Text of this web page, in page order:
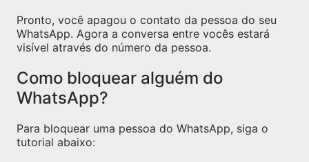
Pronto, você apagou o contato da pessoa do seu
WhatsApp. Agora a conversa entre vocês estará
visível através do número da pessoa.
Como bloquear alguém do
WhatsApp?
Para bloquear uma pessoa do WhatsApp, siga o
tutorial abaixo: